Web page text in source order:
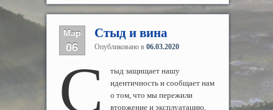
Мар
06
Стыд и вина
Опубликовано в 06.03.2020
С
тыд защищает нашу
идентичность и сообщает нам
о том, что мы пережили
вторжение и эксплуатацию,